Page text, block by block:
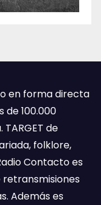
en forma directa
100.000
de
folklore,
Contacto es
retransmisiones
Además es